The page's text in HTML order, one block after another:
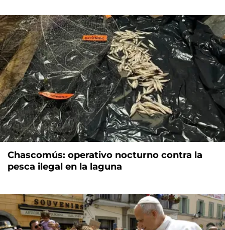
Chascomús: operativo nocturno contra la
pesca ilegal en la laguna